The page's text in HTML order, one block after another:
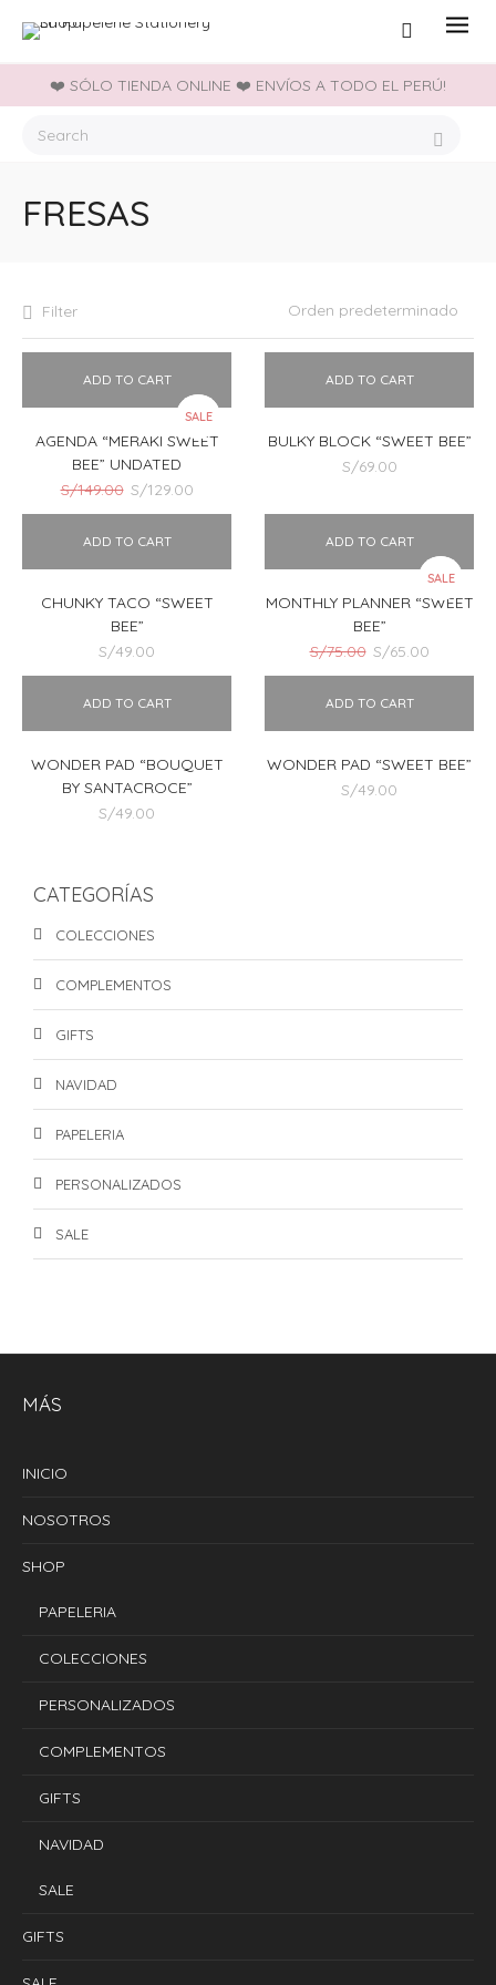
❤️ SÓLO TIENDA ONLINE ❤️ ENVÍOS A TODO EL PERÚ!
FRESAS
Filter
SALE
ADD TO CART
AGENDA “MERAKI SWEET
BEE” UNDATED
S/149.00 El
precio
original
S/129.00El
precio
ADD TO CART
BULKY BLOCK “SWEET BEE”
S/69.00
ADD TO CART
CHUNKY TACO “SWEET
BEE”
S/49.00
SALE
ADD TO CART
MONTHLY PLANNER “SWEET
BEE”
S/75.00 El
precio
original
S/65.00El
precio
ADD TO CART
WONDER PAD “BOUQUET
BY SANTACROCE”
S/49.00
ADD TO CART
WONDER PAD “SWEET BEE”
S/49.00
CATEGORÍAS
COLECCIONES
COMPLEMENTOS
GIFTS
NAVIDAD
PAPELERIA
PERSONALIZADOS
SALE
MÁS
INICIO
NOSOTROS
SHOP
PAPELERIA
COLECCIONES
PERSONALIZADOS
COMPLEMENTOS
GIFTS
NAVIDAD
SALE
GIFTS